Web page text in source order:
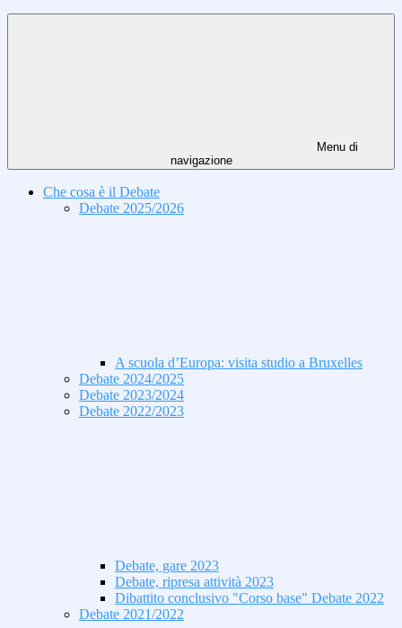
Menu di
navigazione
Che cosa è il Debate
Debate 2025/2026
A scuola d’Europa: visita studio a Bruxelles
Debate 2024/2025
Debate 2023/2024
Debate 2022/2023
Debate, gare 2023
Debate, ripresa attività 2023
Dibattito conclusivo "Corso base" Debate 2022
Debate 2021/2022